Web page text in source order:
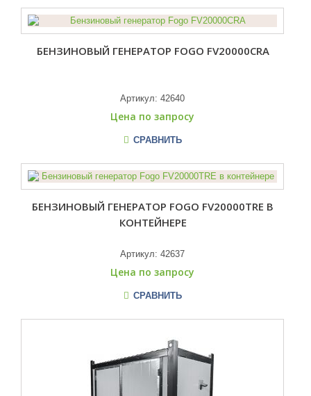
БЕНЗИНОВЫЙ ГЕНЕРАТОР FOGO FV20000CRA
Артикул:42640
Цена по запросу
СРАВНИТЬ
БЕНЗИНОВЫЙ ГЕНЕРАТОР FOGO FV20000TRE В
КОНТЕЙНЕРЕ
Артикул:42637
Цена по запросу
СРАВНИТЬ